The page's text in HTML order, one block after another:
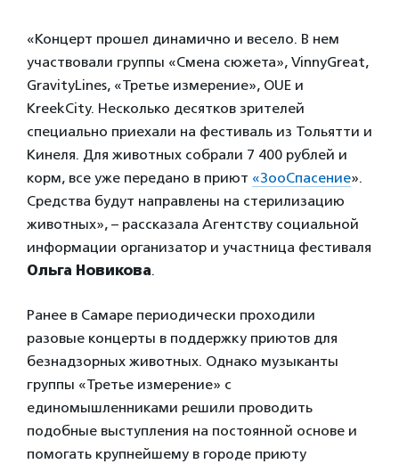
«Концерт прошел динамично и весело. В нем
участвовали группы «Смена сюжета», VinnyGreat,
GravityLines, «Третье измерение», OUE и
KreekCity. Несколько десятков зрителей
специально приехали на фестиваль из Тольятти и
Кинеля. Для животных собрали 7 400 рублей и
корм, все уже передано в приют «ЗооСпасение».
Средства будут направлены на стерилизацию
животных», – рассказала Агентству социальной
информации организатор и участница фестиваля
Ольга Новикова.
Ранее в Самаре периодически проходили
разовые концерты в поддержку приютов для
безнадзорных животных. Однако музыканты
группы «Третье измерение» с
единомышленниками решили проводить
подобные выступления на постоянной основе и
помогать крупнейшему в городе приюту